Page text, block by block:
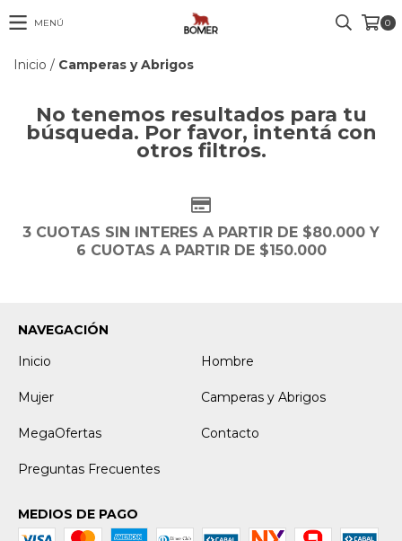
MENÚ 0
Inicio / Camperas y Abrigos
No tenemos resultados para tu
búsqueda. Por favor, intentá con
otros filtros.
3 CUOTAS SIN INTERES A PARTIR DE $80.000 Y
6 CUOTAS A PARTIR DE $150.000
NAVEGACIÓN
Inicio
Hombre
Mujer Camperas y Abrigos
MegaOfertas Contacto
Preguntas Frecuentes
MEDIOS DE PAGO